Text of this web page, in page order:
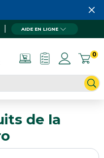
AIDE EN LIGNE
0
de la